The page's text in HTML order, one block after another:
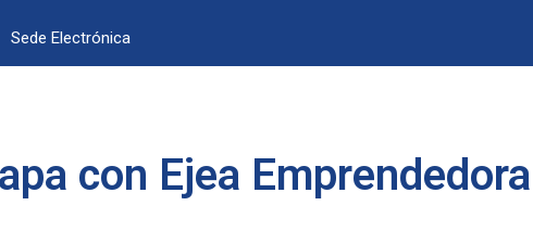
Sede Electrónica
con Ejea Emprendedora